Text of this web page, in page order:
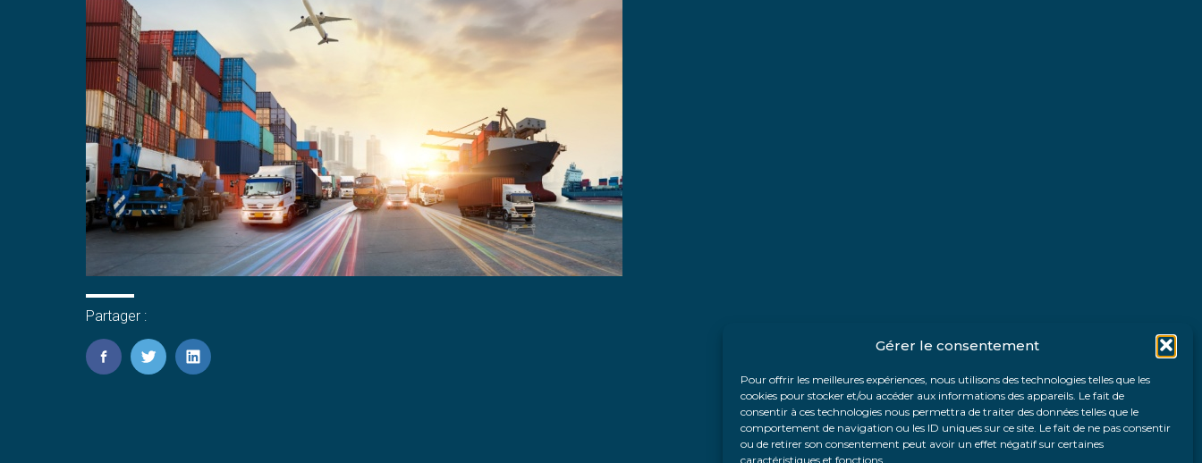
Gérer le consentement
Pour offrir les meilleures expériences, nous utilisons des technologies telles que les
cookies pour stocker et/ou accéder aux informations des appareils. Le fait de
consentir à ces technologies nous permettra de traiter des données telles que le
comportement de navigation ou les ID uniques sur ce site. Le fait de ne pas consentir
ou de retirer son consentement peut avoir un effet négatif sur certaines
caractéristiques et fonctions.
Partager :
FaceBook
TwitterLinkedIn